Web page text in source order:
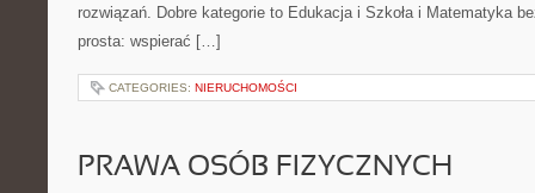
rozwiązań. Dobre kategorie to Edukacja i Szkoła i Matematyka
prosta: wspierać […]
CATEGORIES: NIERUCHOMOŚCI
PRAWA OSÓB FIZYCZNYCH